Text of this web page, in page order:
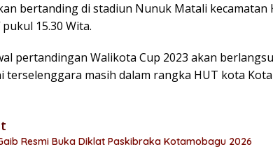
bertanding di stadiun Nunuk Matali
15.30 Wita.
pertandingan Walikota Cup 2023 akan
terselenggara masih dalam rangka HUT kota
Resmi Buka Diklat Paskibraka Kotamobagu 2026